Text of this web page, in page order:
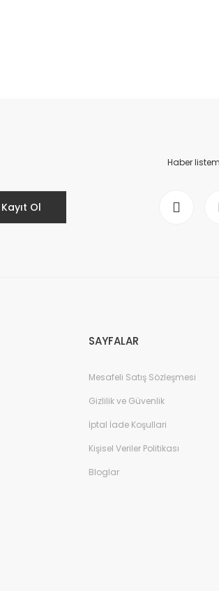
Kayıt Ol
Haber
SAYFALAR
Mesafeli Satış Sözleşmesi
Gizlilik ve Güvenlik
İptal İade Koşullari
Kişisel Veriler Politikası
Bloglar